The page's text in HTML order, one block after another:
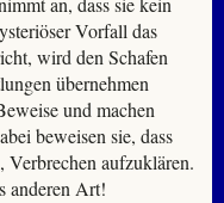
Vorfall das
wird den Schafen
übernehmen
und machen
beweisen sie, dass
Verbrechen aufzuklären.
anderen Art!